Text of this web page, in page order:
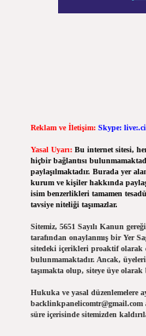
Reklam ve İletişim: Skype:
Yasal Uyarı: Bu internet sitesi,
hiçbir bağlantısı
paylaşılmaktadır. Burada yer
kurum ve kişiler hakkında
isim benzerlikleri tamamen
tavsiye niteliği taşımazlar.
Sitemiz, 5651 Sayılı Kanun
tarafından onaylanmış bir Yer
sitedeki içerikleri proaktif olarak
bulunmamaktadır. Ancak,
taşımakta olup, siteye üye
Hukuka ve yasal düzenlemelere
backlinkpanelicomtr@gmail.com
süre içerisinde sitemizden